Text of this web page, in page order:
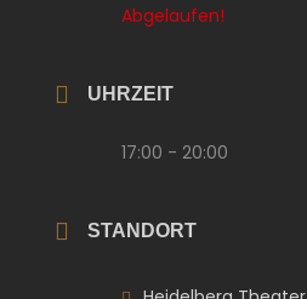
Abgelaufen!
UHRZEIT
17:00 - 20:00
STANDORT